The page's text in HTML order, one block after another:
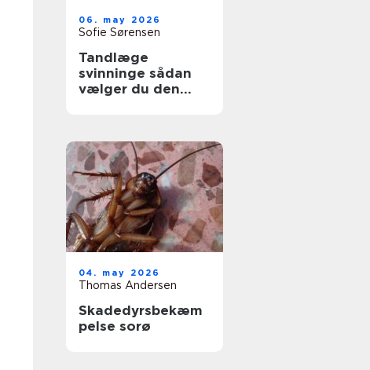
06. may 2026
Sofie Sørensen
Tandlæge
svinninge sådan
vælger du den
04. may 2026
Thomas Andersen
Skadedyrsbekæm
pelse sorø